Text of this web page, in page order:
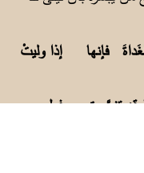
فإنها إذا وليتْ
أنْ قد تزوَّجت فهل